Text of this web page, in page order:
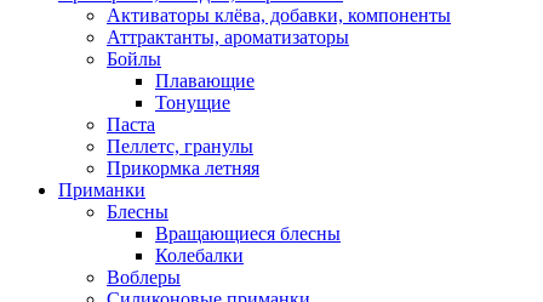
Активаторы клёва, добавки, компоненты
Аттрактанты, ароматизаторы
Бойлы
Плавающие
Тонущие
Паста
Пеллетс, гранулы
Прикормка летняя
Приманки
Блесны
Вращающиеся блесны
Колебалки
Воблеры